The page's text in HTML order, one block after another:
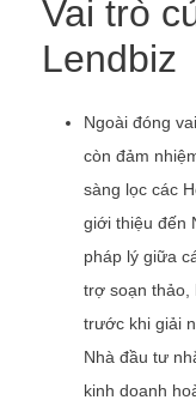
Vai trò
Lendbiz
Ngoài đóng
còn đảm
sàng lọc các
giới thiệu đến
pháp lý giữa
trợ soạn thảo,
trước khi giải
Nhà đầu tư
kinh doanh